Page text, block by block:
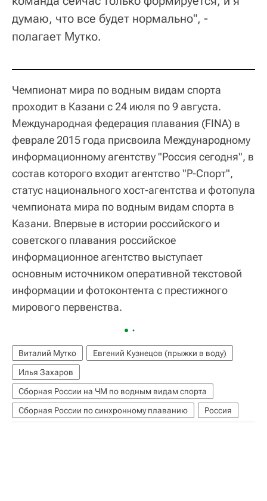
думаю, что все будет нормально", -
полагает Мутко.
Чемпионат мира по водным видам спорта
проходит в Казани с 24 июля по 9 августа.
Международная федерация плавания (FINA) в
феврале 2015 года присвоила Международному
информационному агентству "Россия сегодня", в
состав которого входит агентство "Р-Спорт",
статус национального хост-агентства и фотопула
чемпионата мира по водным видам спорта в
Казани. Впервые в истории российского и
советского плавания российское
информационное агентство выступает
основным источником оперативной текстовой
информации и фотоконтента с престижного
мирового первенства.
Виталий Мутко
Евгений Кузнецов (прыжки в воду)
Илья Захаров
Сборная России на ЧМ по водным видам спорта
Сборная России по синхронному плаванию
Россия